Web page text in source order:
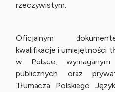
rzeczywistym.
Oficjalnym
kwalifikacje i umiejętności
w Polsce,
publicznych oraz
Tłumacza Polskiego